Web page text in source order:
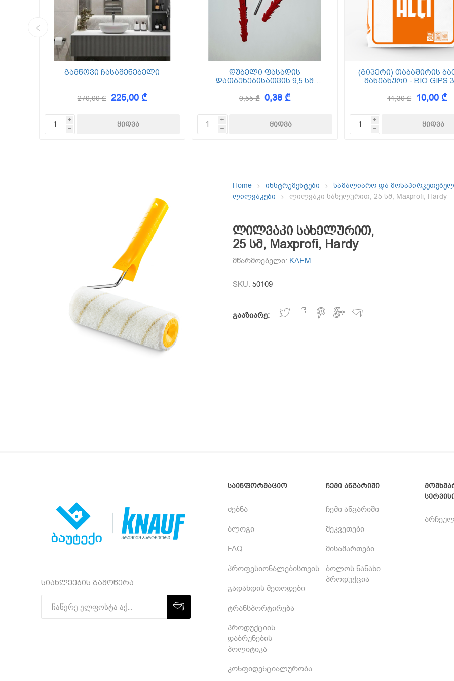
კედლის შემოსვები
KAEM Dekor
გამწოვი ჩასაშენებელი
270,00 ₾ 225,00 ₾
i
h
დუბელი ფასადის
დათბუნებისათვის 9,5 სმ
0,55 ₾ 0,38 ₾
i
h
(გიპერი) თაბაშირის
მანქანური - BIO GIPS
11,30 ₾ 10,00 ₾
i
h
Home ინსტრუმენტები
სამალიარო და
ლილვაკები
ლილვაკი სახელურით, 25 სმ, Maxprofi, Hardy
ლილვაკი სახელურით,
25 სმ, Maxprofi, Hardy
მწარმოებელი: KAEM
SKU: 50109
გააზიარე:
სიახლეების გამოწერა
საინფორმაციო
ძებნა
ბლოგი
FAQ
პროფესიონალებისთვის
გადახდის მეთოდები
ტრანსპორტირება
პროდუქციის
დაბრუნების
პოლიტიკა
კონფიდენციალურობა
ჩემი ანგარიში
ჩემი ანგარიში
შეკვეთები
მისამართები
ბოლოს ნანახი
პროდუქცია